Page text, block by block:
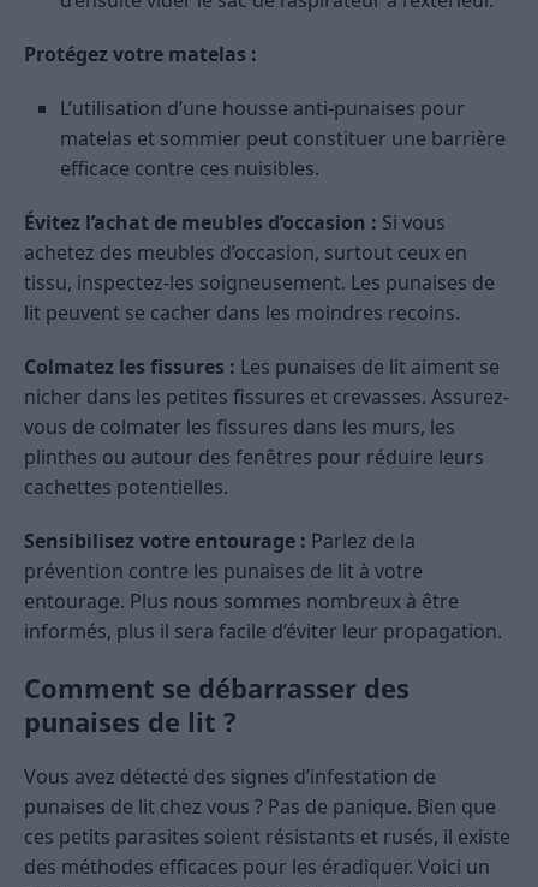
Protégez votre matelas :
L’utilisation d’une housse anti-punaises pour
matelas et sommier peut constituer une barrière
efficace contre ces nuisibles.
Évitez l’achat de meubles d’occasion : Si vous
achetez des meubles d’occasion, surtout ceux en
tissu, inspectez-les soigneusement. Les punaises de
lit peuvent se cacher dans les moindres recoins.
Colmatez les fissures : Les punaises de lit aiment se
nicher dans les petites fissures et crevasses. Assurez-
vous de colmater les fissures dans les murs, les
plinthes ou autour des fenêtres pour réduire leurs
cachettes potentielles.
Sensibilisez votre entourage : Parlez de la
prévention contre les punaises de lit à votre
entourage. Plus nous sommes nombreux à être
informés, plus il sera facile d’éviter leur propagation.
Comment se débarrasser des
punaises de lit ?
Vous avez détecté des signes d’infestation de
punaises de lit chez vous ? Pas de panique. Bien que
ces petits parasites soient résistants et rusés, il existe
des méthodes efficaces pour les éradiquer. Voici un